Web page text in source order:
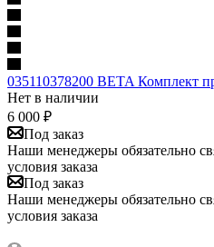
035110378200 BETA Комплект
Нет в наличии
6 000 ₽
Под заказ
Наши менеджеры обязательно
условия заказа
Под заказ
Наши менеджеры обязательно
условия заказа